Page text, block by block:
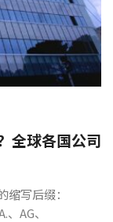
全球各国公司
写后缀：
AG、